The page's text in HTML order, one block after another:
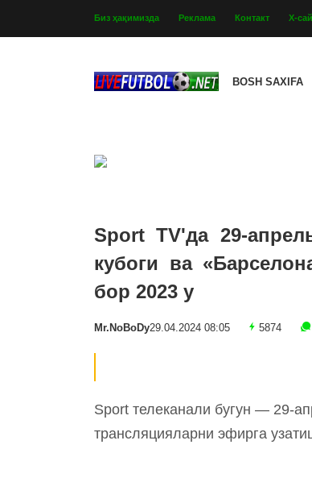
Биз ҳақимизда Реклама Контакт Х-
BOSH SAXIFA
Sport TV'да 29-
кубоги ва
бор 2023 y
Mr.NoBoDy29.04.2024 08:05 5874
Sport телеканали бугун — 29-
трансляцияларни эфирга